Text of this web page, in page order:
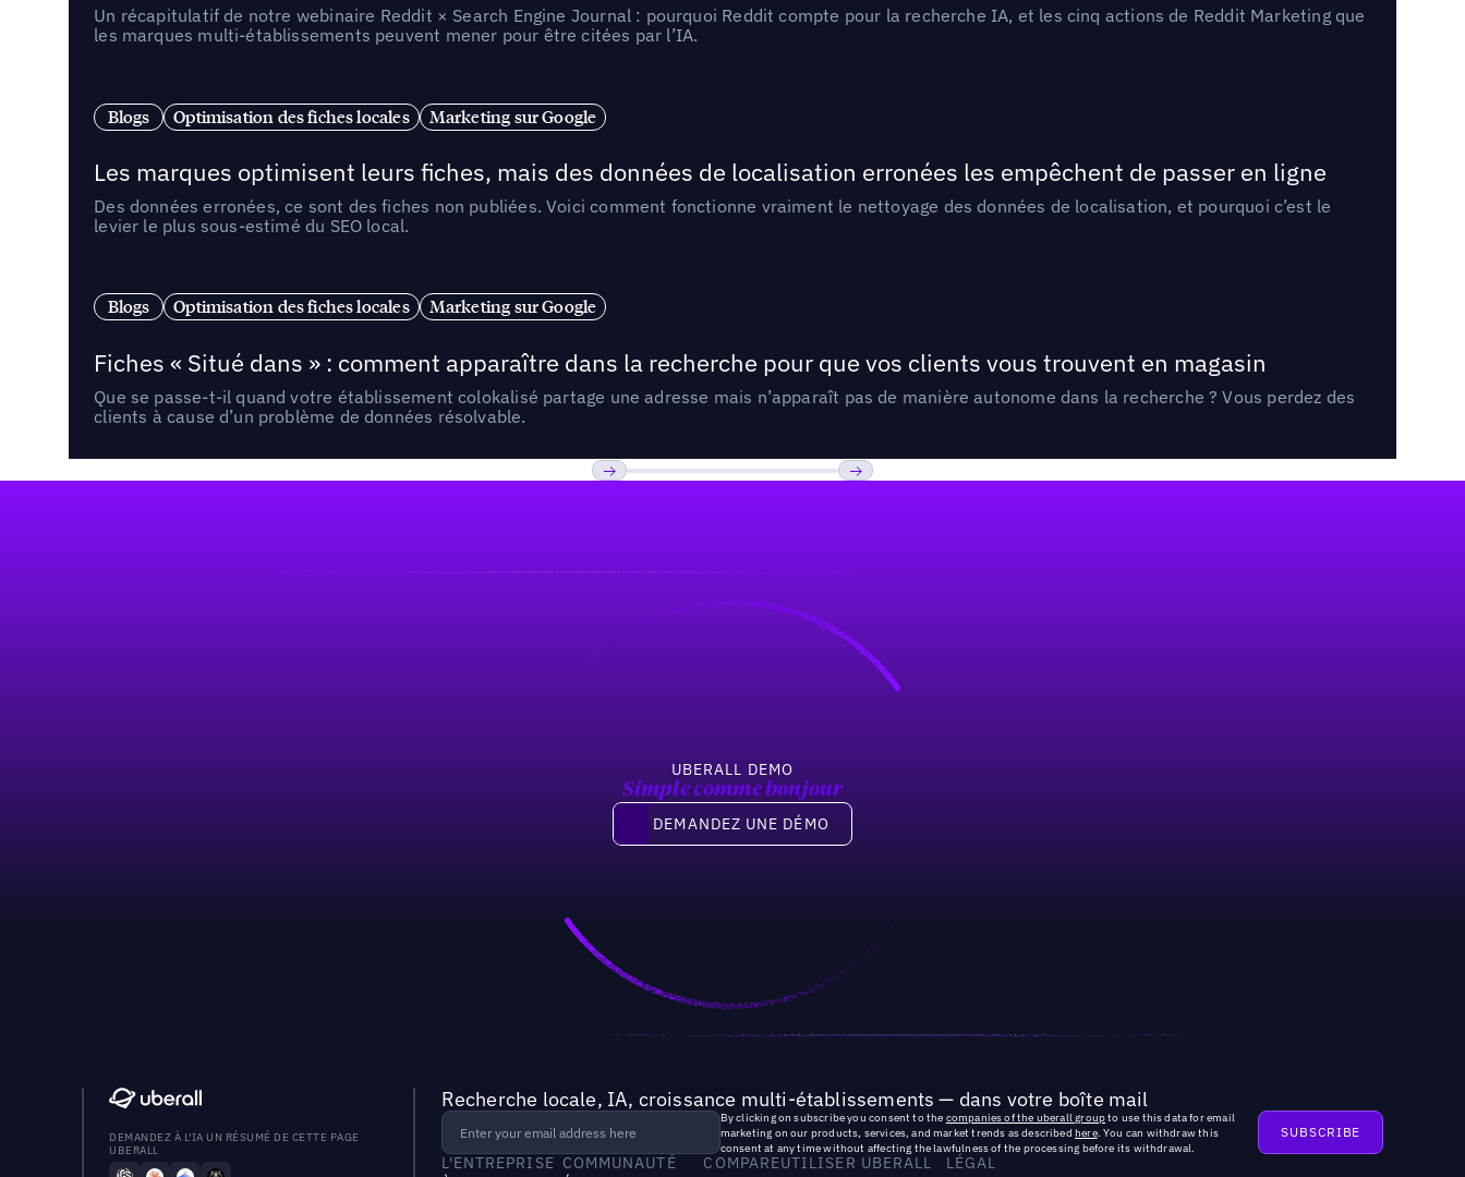
Un récapitulatif de notre webinaire Reddit × Search Engine Journal : pourquoi Reddit compte pour la recherche IA, et les cinq actions de Reddit Marketing que
les marques multi-établissements peuvent mener pour être citées par l’IA.
Blogs Optimisation des fiches locales Marketing sur Google
Les marques optimisent leurs fiches, mais des données de localisation erronées les empêchent de passer en ligne
Des données erronées, ce sont des fiches non publiées. Voici comment fonctionne vraiment le nettoyage des données de localisation, et pourquoi c’est le
levier le plus sous-estimé du SEO local.
Blogs Optimisation des fiches locales Marketing sur Google
Fiches « Situé dans » : comment apparaître dans la recherche pour que vos clients vous trouvent en magasin
Que se passe-t-il quand votre établissement colokalisé partage une adresse mais n’apparaît pas de manière autonome dans la recherche ? Vous perdez des
clients à cause d’un problème de données résolvable.
UBERALL DEMO
Simple comme bonjour
Demandez une démo
DEMANDEZ UNE DÉMO
DEMANDEZ À L'IA UN RÉSUMÉ DE CETTE PAGE
UBERALL
Recherche locale, IA, croissance multi-établissements — dans votre boîte mail
By clicking on subscribe you consent to the companies of the uberall groupto use this data for email
marketing on our products, services, and market trends as described here. You can withdraw this
consent at any time without affecting the lawfulness of the processing before its withdrawal.
L'ENTREPRISE COMMUNAUTÉ
COMPAREUTILISER UBERALL
LÉGAL